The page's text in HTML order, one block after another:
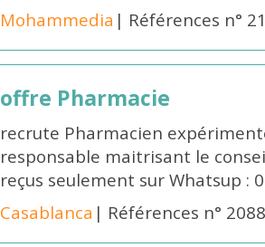
Mohammedia | Références n°
offre Pharmacie
recrute Pharmacien
responsable maitrisant le
reçus seulement sur Whatsup :
Casablanca | Références n°